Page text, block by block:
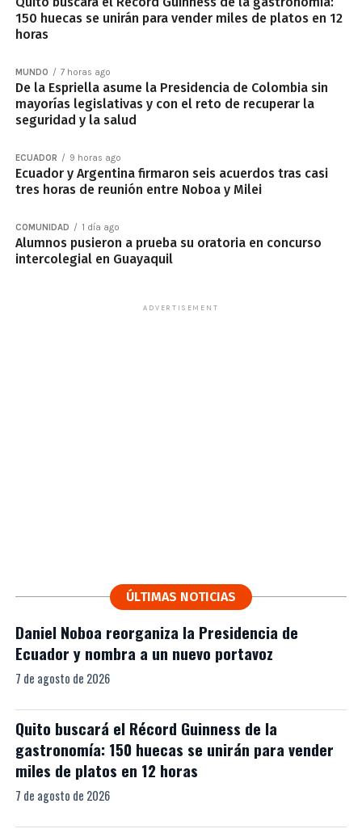
150 huecas se unirán para vender miles de platos en 12
horas
MUNDO 7 horas ago
De la Espriella asume la Presidencia de Colombia sin
mayorías legislativas y con el reto de recuperar la
seguridad y la salud
ECUADOR 9 horas ago
Ecuador y Argentina firmaron seis acuerdos tras casi
tres horas de reunión entre Noboa y Milei
COMUNIDAD 1 día ago
Alumnos pusieron a prueba su oratoria en concurso
intercolegial en Guayaquil
ADVERTISEMENT
ÚLTIMAS NOTICIAS
Daniel Noboa reorganiza la Presidencia de
Ecuador y nombra a un nuevo portavoz
7 de agosto de 2026
Quito buscará el Récord Guinness de la
gastronomía: 150 huecas se unirán para vender
miles de platos en 12 horas
7 de agosto de 2026